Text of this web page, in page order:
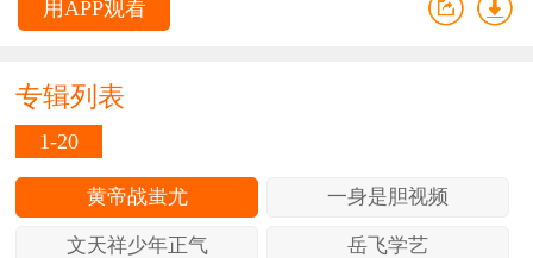
用APP观看
专辑列表
1-20
黄帝战蚩尤 一身是胆视频
文天祥少年正气 岳飞学艺